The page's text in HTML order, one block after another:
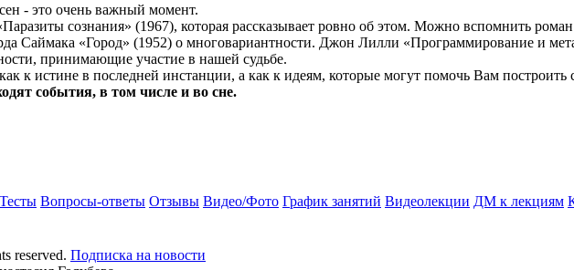
- это очень важный момент.
сознания» (1967), которая рассказывает ровно об этом. Можно вспомнить
Саймака «Город» (1952) о многовариантности. Джон Лилли «Программирование и
принимающие участие в нашей судьбе.
к истине в последней инстанции, а как к идеям, которые могут помочь Вам построить
события, в том числе и во сне.
Тесты Вопросы-ответы Отзывы Видео/Фото График занятий Видеолекции ДМ к лекциям
reserved. Подписка на новости